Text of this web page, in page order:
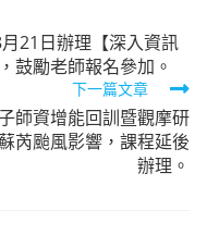
21日辦理【深入資訊
鼓勵老師報名參加。
下一篇文章
師資增能回訓暨觀摩研
芮颱風影響，課程延後
辦理。